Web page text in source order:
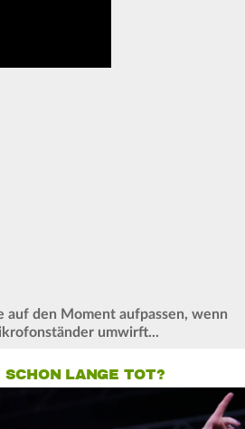
auf den Moment aufpassen, wenn
umwirft...
LANGE TOT?